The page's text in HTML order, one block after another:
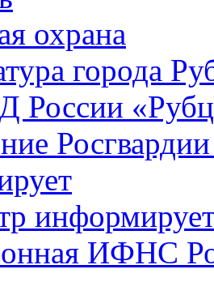
охрана
города
ИФНС